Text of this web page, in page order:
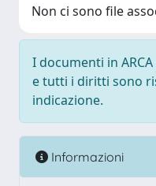
Non ci sono file
I documenti in
e tutti i diritti sono
indicazione.
Informazioni